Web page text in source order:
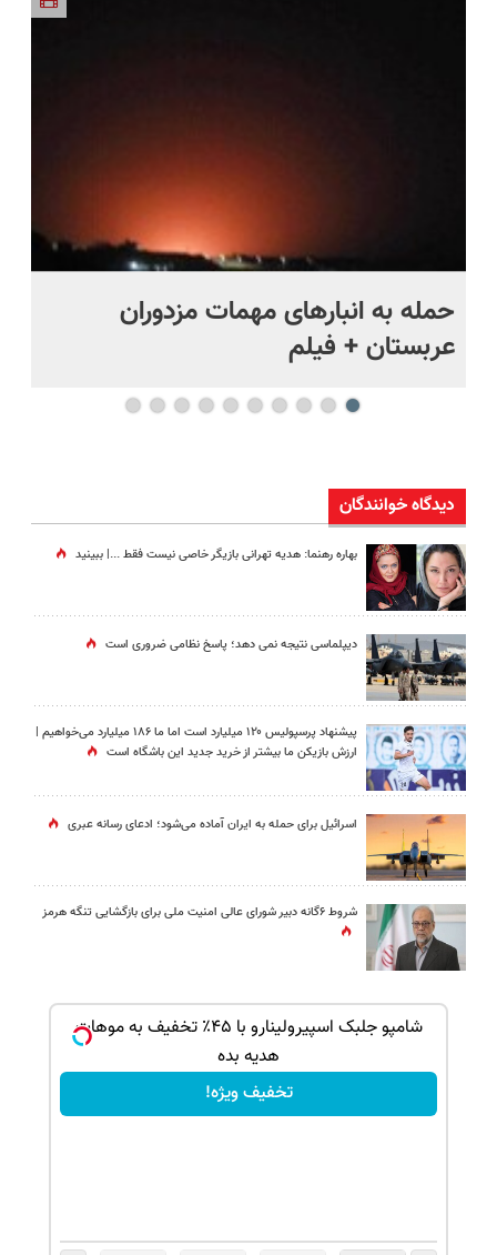
حمله به انبارهای مهمات مزدوران
عربستان + فیلم
دیدگاه خوانندگان
بهاره رهنما: هدیه تهرانی بازیگر خاصی نیست فقط ...|‌ ببینید
دیپلماسی نتیجه‌ نمی دهد؛ پاسخ نظامی ضروری است
پیشنهاد پرسپولیس ۱۲۰ میلیارد است اما ما ۱۸۶ میلیارد می‌خواهیم |
ارزش بازیکن ما بیشتر از خرید جدید این باشگاه است
اسرائیل برای حمله به ایران آماده می‌شود؛ ادعای رسانه عبری
شروط ۶گانه دبیر شورای عالی امنیت ملی برای بازگشایی تنگه هرمز
شامپو جلبک اسپیرولینارو با ۴۵٪ تخفیف به موهات
هدیه بده
تخفیف ویژه!